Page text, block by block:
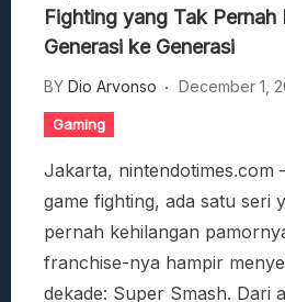
Fighting yang Tak Pernah
Generasi ke Generasi
BY Dio Arvonso December 1,
Gaming
Jakarta, nintendotimes.com
game fighting, ada satu seri
pernah kehilangan
franchise-nya hampir
dekade: Super Smash. Dari